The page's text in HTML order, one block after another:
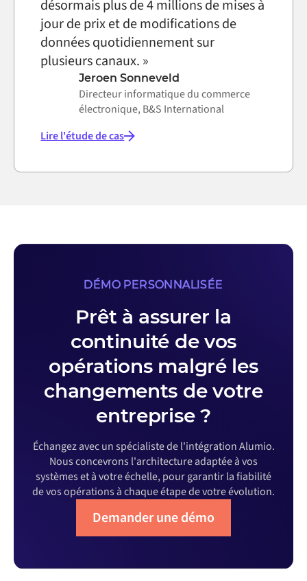
désormais plus de 4 millions de mises à
jour de prix et de modifications de
données quotidiennement sur
plusieurs canaux. »
Jeroen Sonneveld
Directeur informatique du commerce
électronique, B&S International
Lire l'étude de cas
DÉMO PERSONNALISÉE
Prêt à assurer la
continuité de vos
opérations malgré les
changements de votre
entreprise ?
Échangez avec un spécialiste de l'intégration Alumio.
Nous concevrons l'architecture adaptée à vos
systèmes et à votre échelle, pour garantir la fiabilité
de vos opérations à chaque étape de votre évolution.
Demander une démo